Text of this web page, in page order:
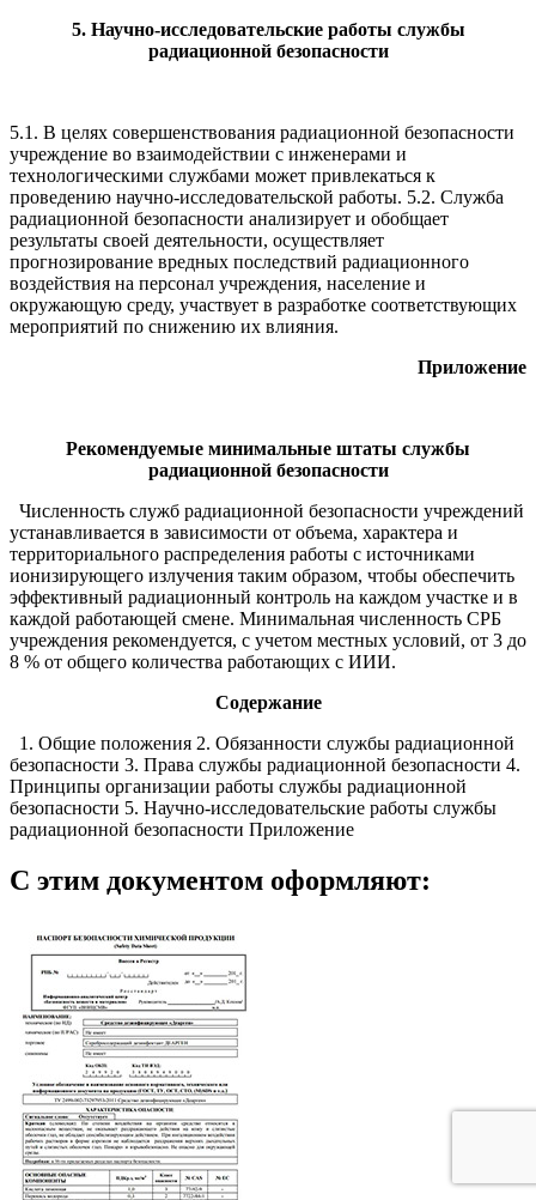
5. Научно-исследовательские работы службы
радиационной безопасности
5.1. В целях совершенствования радиационной безопасности
учреждение во взаимодействии с инженерами и
технологическими службами может привлекаться к
проведению научно-исследовательской работы. 5.2. Служба
радиационной безопасности анализирует и обобщает
результаты своей деятельности, осуществляет
прогнозирование вредных последствий радиационного
воздействия на персонал учреждения, население и
окружающую среду, участвует в разработке соответствующих
мероприятий по снижению их влияния.
Приложение
Рекомендуемые минимальные штаты службы
радиационной безопасности
Численность служб радиационной безопасности учреждений
устанавливается в зависимости от объема, характера и
территориального распределения работы с источниками
ионизирующего излучения таким образом, чтобы обеспечить
эффективный радиационный контроль на каждом участке и в
каждой работающей смене. Минимальная численность СРБ
учреждения рекомендуется, с учетом местных условий, от 3 до
8 % от общего количества работающих с ИИИ.
Содержание
1. Общие положения 2. Обязанности службы радиационной
безопасности 3. Права службы радиационной безопасности 4.
Принципы организации работы службы радиационной
безопасности 5. Научно-исследовательские работы службы
радиационной безопасности Приложение
С этим документом оформляют: